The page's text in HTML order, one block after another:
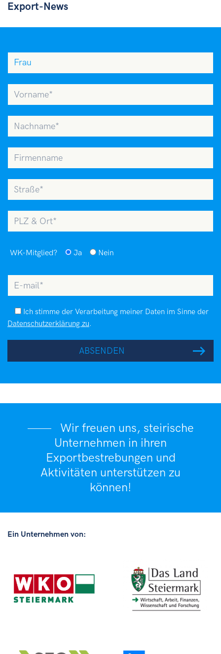
Export-News
WK-Mitglied?
Ja Nein
Datenschutzerklärung
Ich stimme der Verarbeitung meiner Daten im Sinne der
Datenschutzerklärung zu.
ABSENDEN
Wir freuen uns, steirische
Unternehmen in ihren
Exportbestrebungen und
Aktivitäten unterstützen zu
können!
Ein Unternehmen von: